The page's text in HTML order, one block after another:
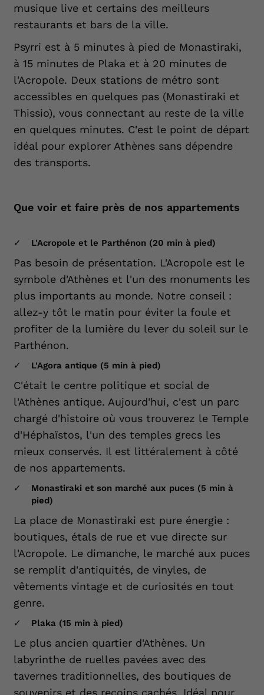
musique live et certains des meilleurs
restaurants et bars de la ville.
Psyrri est à 5 minutes à pied de Monastiraki,
à 15 minutes de Plaka et à 20 minutes de
l'Acropole. Deux stations de métro sont
accessibles en quelques pas (Monastiraki et
Thissio), vous connectant au reste de la ville
en quelques minutes. C'est le point de départ
idéal pour explorer Athènes sans dépendre
des transports.
Que voir et faire près de nos appartements
L'Acropole et le Parthénon (20 min à pied)
Pas besoin de présentation. L'Acropole est le
symbole d'Athènes et l'un des monuments les
plus importants au monde. Notre conseil :
allez-y tôt le matin pour éviter la foule et
profiter de la lumière du lever du soleil sur le
Parthénon.
L'Agora antique (5 min à pied)
C'était le centre politique et social de
l'Athènes antique. Aujourd'hui, c'est un parc
chargé d'histoire où vous trouverez le Temple
d'Héphaïstos, l'un des temples grecs les
mieux conservés. Il est littéralement à côté
de nos appartements.
Monastiraki et son marché aux puces (5 min à
pied)
La place de Monastiraki est pure énergie :
boutiques, étals de rue et vue directe sur
l'Acropole. Le dimanche, le marché aux puces
se remplit d'antiquités, de vinyles, de
vêtements vintage et de curiosités en tout
genre.
Plaka (15 min à pied)
Le plus ancien quartier d'Athènes. Un
labyrinthe de ruelles pavées avec des
tavernes traditionnelles, des boutiques de
souvenirs et des recoins cachés. Idéal pour